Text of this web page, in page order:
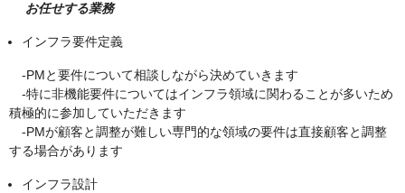
お任せする業務
インフラ要件定義
-PMと要件について相談しながら決めていきます
-特に非機能要件についてはインフラ領域に関わることが多いため
積極的に参加していただきます
-PMが顧客と調整が難しい専門的な領域の要件は直接顧客と調整
する場合があります
インフラ設計